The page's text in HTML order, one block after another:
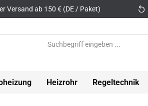
Versand ab 150 € (DE / Paket)
Heizrohr Regeltechnik